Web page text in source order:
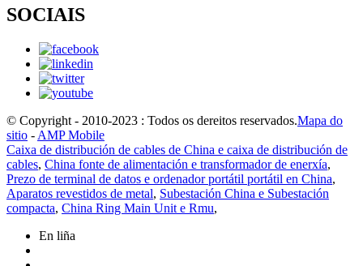
SOCIAIS
© Copyright - 2010-2023 : Todos os dereitos reservados.Mapa do
sitio - AMP Mobile
Caixa de distribución de cables de China e caixa de distribución de
cables, China fonte de alimentación e transformador de enerxía,
Prezo de terminal de datos e ordenador portátil portátil en China,
Aparatos revestidos de metal, Subestación China e Subestación
compacta, China Ring Main Unit e Rmu,
En liña